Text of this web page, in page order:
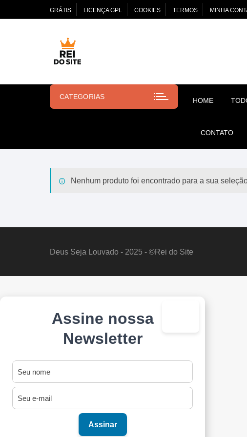
para
GRÁTIS LICENÇA GPL COOKIES TERMOS MINHA
CATEGORIAS HOME
CONTATO
Nenhum produto foi encontrado para a sua
Deus Seja Louvado - 2025 - ©Rei do Site
Assine nossa
Newsletter
Assinar